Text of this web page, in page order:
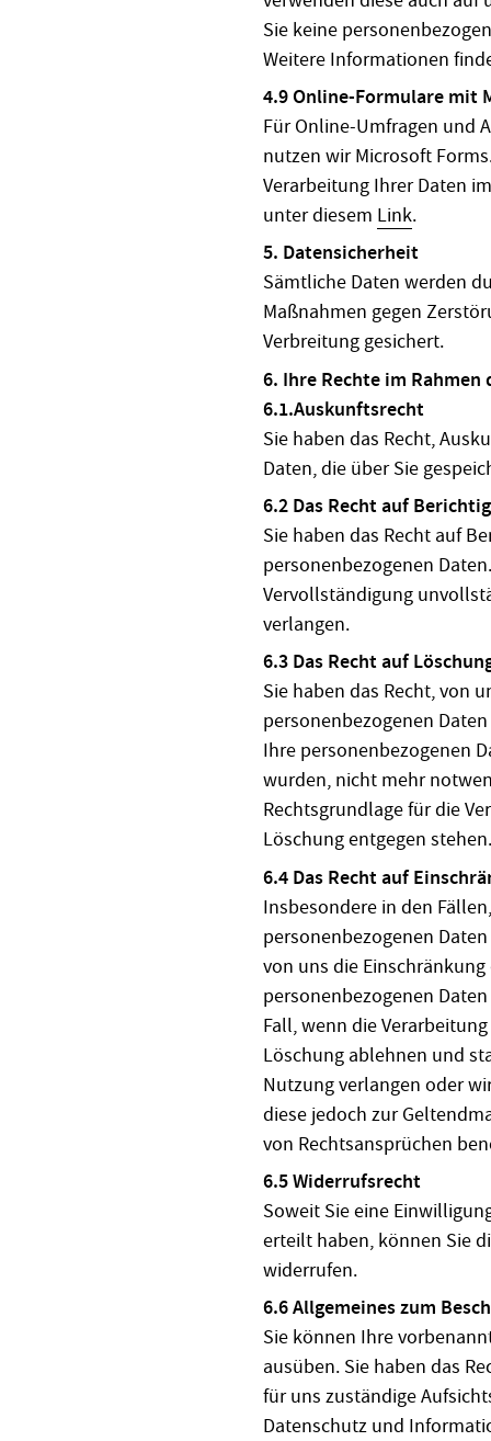
Sie keine
Weitere Informationen
4.9 Online-Formulare mit
Für Online-Umfragen und
nutzen wir Microsoft
Verarbeitung Ihrer Daten
unter diesem Link.
5. Datensicherheit
Sämtliche Daten werden
Maßnahmen gegen
Verbreitung gesichert.
6. Ihre Rechte im Rahmen
6.1.Auskunftsrecht
Sie haben das Recht,
Daten, die über Sie
6.2 Das Recht auf
Sie haben das Recht auf
personenbezogenen
Vervollständigung
verlangen.
6.3 Das Recht auf
Sie haben das Recht, von
personenbezogenen
Ihre personenbezogenen
wurden, nicht mehr
Rechtsgrundlage für die
Löschung entgegen stehen.
6.4 Das Recht auf
Insbesondere in den
personenbezogenen
von uns die
personenbezogenen
Fall, wenn die
Löschung ablehnen und
Nutzung verlangen oder
diese jedoch zur
von Rechtsansprüchen
6.5 Widerrufsrecht
Soweit Sie eine
erteilt haben, können Sie
widerrufen.
6.6 Allgemeines zum
Sie können Ihre
ausüben. Sie haben das
für uns zuständige
Datenschutz und